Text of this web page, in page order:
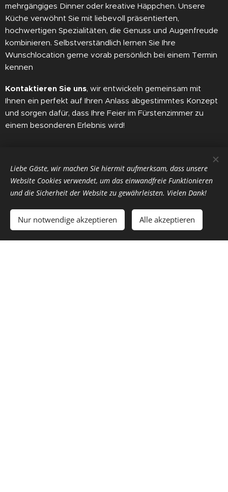
mehrgängiges Dinner oder kreative Häppchen. Unsere
Küche verwöhnt Sie mit liebevoll präsentierten,
hochwertigen Spezialitäten, die Genuss und Augenfreude
kombinieren. Selbstverständlich lernen Sie Ihre
Wunschlocation gerne vorab persönlich bei einem Termin
kennen
Kontaktieren Sie uns, wir entwickeln gemeinsam mit
Ihnen ein perfekt auf Ihren Anlass abgestimmtes Konzept
und sorgen dafür, dass Ihre Feier im Fürstenzimmer zu
einem besonderen Erlebnis wird!
VERANSTALTUNGSBROSCHÜRE
JETZT VERANSTALTUNG ANFRAGEN
Liebe Gäste, wir machen Sie hiermit aufmerksam, dass unsere
Website Cookies verwendet, um das einwandfreie Funktionieren
und die Sicherheit der Website zu gewährleisten. Vielen Dank!
Nur notwendige akzeptieren Alle akzeptieren